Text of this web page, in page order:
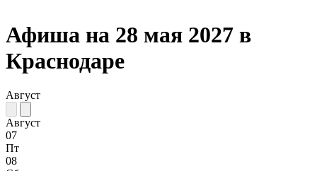
Афиша на 28 мая 2027 в
Краснодаре
Август
Август
07
Пт
08